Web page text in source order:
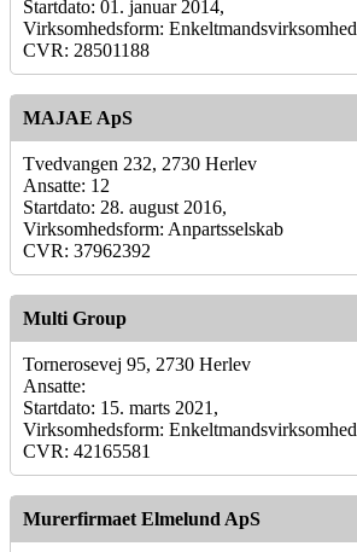
Startdato: 01. januar 2014,
Virksomhedsform: Enkeltmandsvirksomhed
CVR: 28501188
MAJAE ApS
Tvedvangen 232, 2730 Herlev
Ansatte: 12
Startdato: 28. august 2016,
Virksomhedsform: Anpartsselskab
CVR: 37962392
Multi Group
Tornerosevej 95, 2730 Herlev
Ansatte:
Startdato: 15. marts 2021,
Virksomhedsform: Enkeltmandsvirksomhed
CVR: 42165581
Murerfirmaet Elmelund ApS